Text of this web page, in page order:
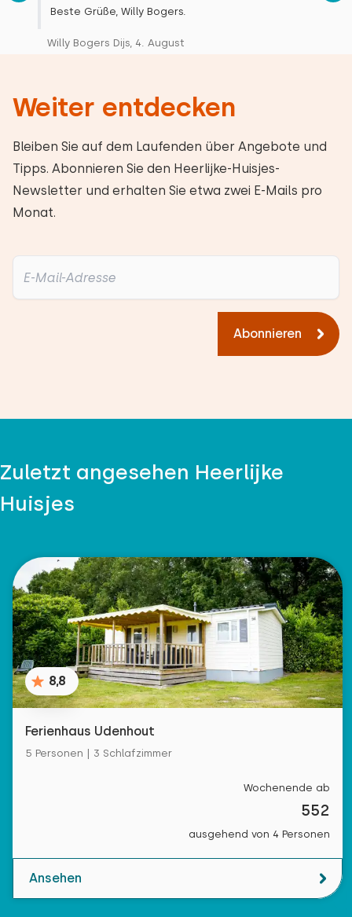
Beste Grüße, Willy Bogers.
Willy Bogers Dijs, 4. August
Weiter entdecken
Bleiben Sie auf dem Laufenden über Angebote und
Tipps. Abonnieren Sie den Heerlijke-Huisjes-
Newsletter und erhalten Sie etwa zwei E-Mails pro
Monat.
Abonnieren
Zuletzt angesehen Heerlijke
Huisjes
8,8
Ferienhaus Udenhout
5 Personen | 3 Schlafzimmer
Wochenende ab
552
ausgehend von 4 Personen
Ansehen